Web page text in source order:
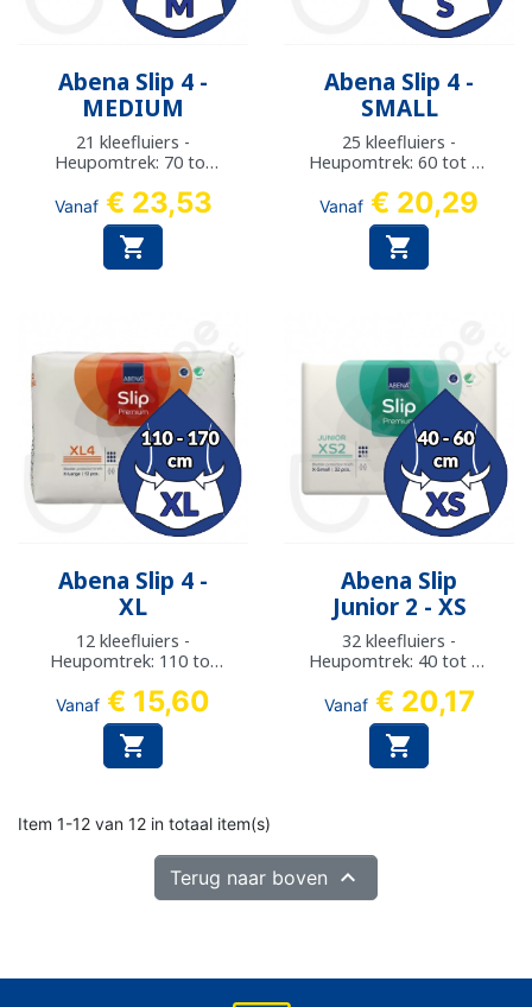
Abena Slip 4 -
MEDIUM
21 kleefluiers -
Heupomtrek: 70 tot
Vanaf € 23,53

Abena Slip 4 -
SMALL
25 kleefluiers -
Heupomtrek: 60 tot 85
Vanaf € 20,29

Abena Slip 4 -
XL
12 kleefluiers -
Heupomtrek: 110 tot
Vanaf € 15,60

Abena Slip
Junior 2 - XS
32 kleefluiers -
Heupomtrek: 40 tot 60
Vanaf € 20,17

Item 1-12 van 12 in totaal item(s)
Terug naar boven 